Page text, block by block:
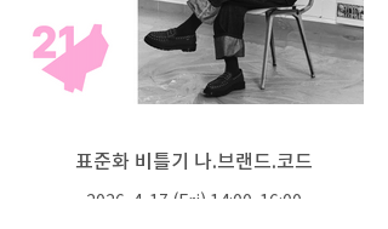
표준화 비틀기 나.브랜드.코드
2026. 4. 17 (Fri) 14:00-16:00